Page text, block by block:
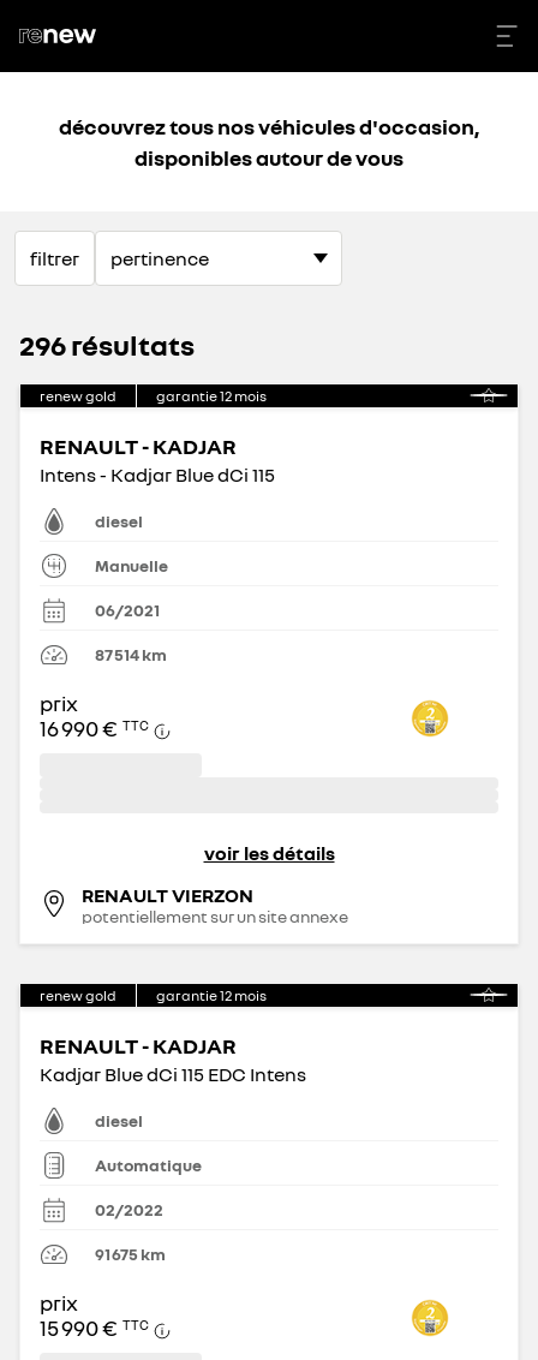
découvrez tous nos véhicules d'occasion,
disponibles autour de vous
filtrer
296 résultats
renew gold garantie12 mois
RENAULT - KADJAR
Intens - Kadjar Blue dCi 115
diesel
Manuelle
06/2021
87 514km
prix
16 990 € TTC
voir les détails
RENAULT VIERZON
potentiellement sur un site annexe
renew gold garantie12 mois
RENAULT - KADJAR
Kadjar Blue dCi 115 EDC Intens
diesel
Automatique
02/2022
91 675 km
prix
15 990 € TTC